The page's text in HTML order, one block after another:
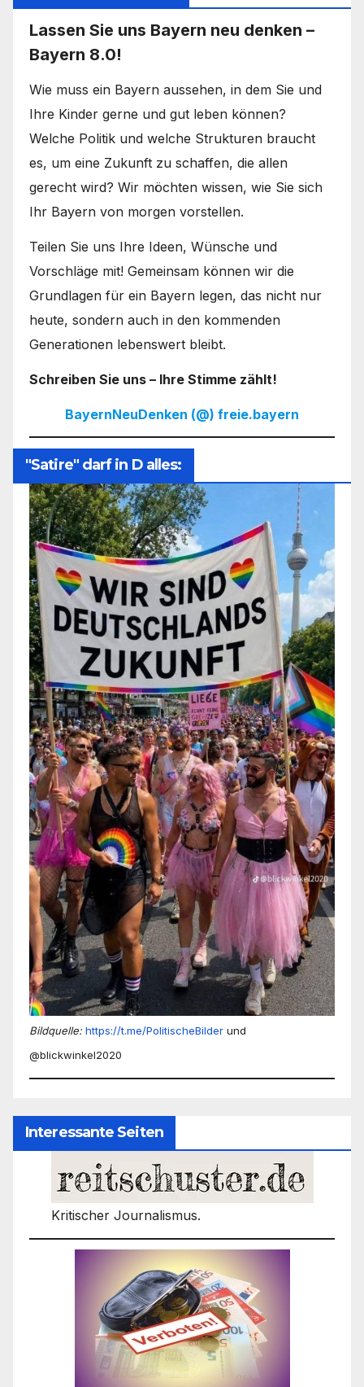
Lassen Sie uns Bayern neu denken –
Bayern 8.0!
Wie muss ein Bayern aussehen, in dem Sie und
Ihre Kinder gerne und gut leben können?
Welche Politik und welche Strukturen braucht
es, um eine Zukunft zu schaffen, die allen
gerecht wird? Wir möchten wissen, wie Sie sich
Ihr Bayern von morgen vorstellen.
Teilen Sie uns Ihre Ideen, Wünsche und
Vorschläge mit! Gemeinsam können wir die
Grundlagen für ein Bayern legen, das nicht nur
heute, sondern auch in den kommenden
Generationen lebenswert bleibt.
Schreiben Sie uns – Ihre Stimme zählt!
BayernNeuDenken (@) freie.bayern
"Satire" darf in D alles:
Bildquelle: https://t.me/PolitischeBilder und
@blickwinkel2020
Interessante Seiten
Kritischer Journalismus.